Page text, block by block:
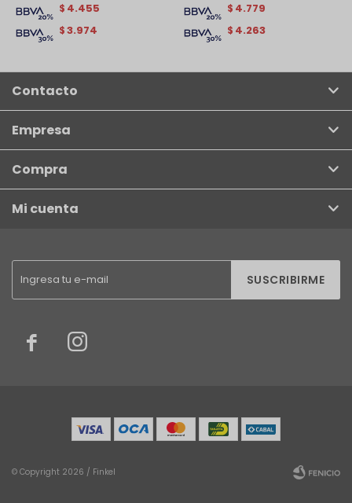
$3.974
$ 4.455
$ 4.263
$ 4.779
SUSCRIBIRME
 
Contacto
Empresa
Compra
Mi cuenta
© Copyright 2026 / Finkel